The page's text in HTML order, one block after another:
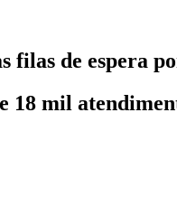
de espera
mil